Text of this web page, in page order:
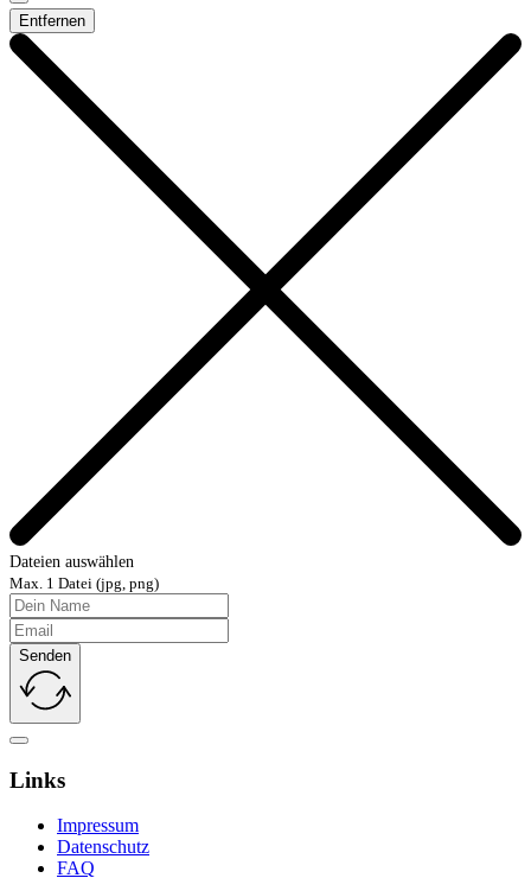
Entfernen
Dateien auswählen
Max. 1 Datei (jpg, png)
Senden
Links
Impressum
Datenschutz
FAQ